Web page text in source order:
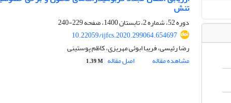
تنش
دوره 52، شماره 2، تابستان 1400، صفحه
229-240
10.22059/ijfcs.2020.299064.654697
رضا رئیسی، فریبا ابوئی مهریزی، کاظم پوستینی
مشاهده مقاله
اصل مقاله 1.39 M